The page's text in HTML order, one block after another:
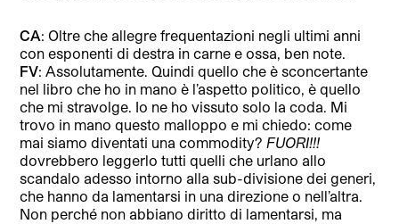
CA: Oltre che allegre frequentazioni negli ultimi anni
con esponenti di destra in carne e ossa, ben note.
FV: Assolutamente. Quindi quello che è sconcertante
nel libro che ho in mano è l’aspetto politico, è quello
che mi stravolge. Io ne ho vissuto solo la coda. Mi
trovo in mano questo malloppo e mi chiedo: come
mai siamo diventati una commodity? FUORI!!!
dovrebbero leggerlo tutti quelli che urlano allo
scandalo adesso intorno alla sub-divisione dei generi,
che hanno da lamentarsi in una direzione o nell’altra.
Non perché non abbiano diritto di lamentarsi, ma